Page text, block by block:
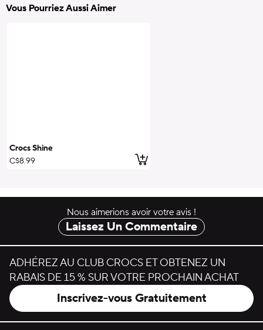
Vous Pourriez Aussi Aimer
Crocs Shine
C$8.99
ajouter au panier
Nous aimerions avoir votre avis !
Laissez Un Commentaire
ADHÉREZ AU CLUB CROCS ET OBTENEZ UN
RABAIS DE 15 % SUR VOTRE PROCHAIN ACHAT
Inscrivez-vous Gratuitement